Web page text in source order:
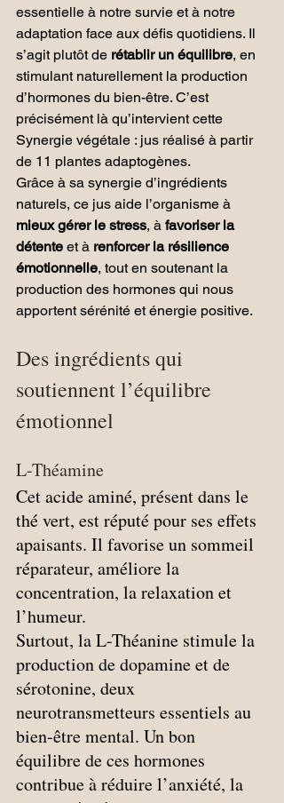
essentielle à notre survie et à notre
adaptation face aux défis quotidiens. Il
s’agit plutôt de rétablir un équilibre, en
stimulant naturellement la production
d’hormones du bien-être. C’est
précisément là qu’intervient cette
Synergie végétale : jus réalisé à partir
de 11 plantes adaptogènes.
Grâce à sa synergie d’ingrédients
naturels, ce jus aide l’organisme à
mieux gérer le stress, à favoriser la
détente et à renforcer la résilience
émotionnelle, tout en soutenant la
production des hormones qui nous
apportent sérénité et énergie positive.
Des ingrédients qui
soutiennent l’équilibre
émotionnel
L-Théamine
Cet acide aminé, présent dans le
thé vert, est réputé pour ses effets
apaisants. Il favorise un sommeil
réparateur, améliore la
concentration, la relaxation et
l’humeur.
Surtout, la L-Théanine stimule la
production de dopamine et de
sérotonine, deux
neurotransmetteurs essentiels au
bien-être mental. Un bon
équilibre de ces hormones
contribue à réduire l’anxiété, la